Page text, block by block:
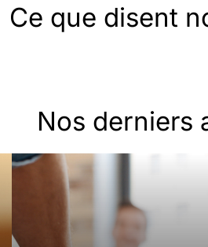
Ce que disent
Nos derniers